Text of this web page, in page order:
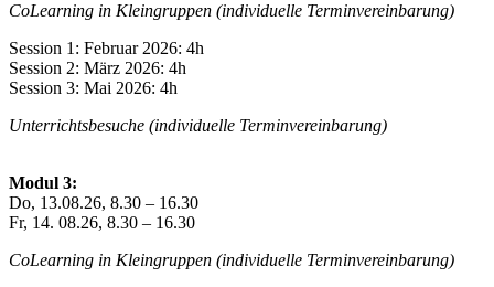
CoLearning in Kleingruppen (individuelle Terminvereinbarung)
Session 1: Februar 2026: 4h
Session 2: März 2026: 4h
Session 3: Mai 2026: 4h
Unterrichtsbesuche (individuelle Terminvereinbarung)
Modul 3:
Do, 13.08.26, 8.30 – 16.30
Fr, 14. 08.26, 8.30 – 16.30
CoLearning in Kleingruppen (individuelle Terminvereinbarung)